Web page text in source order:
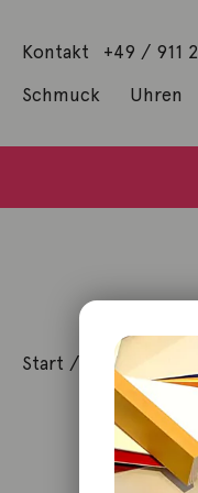
Kontakt +49 / 911
Schmuck Uhren
Start / Schmuck